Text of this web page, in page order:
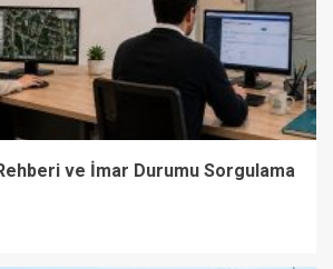
ve İmar Durumu Sorgulama